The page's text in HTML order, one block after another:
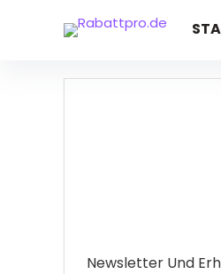
Newsletter Und